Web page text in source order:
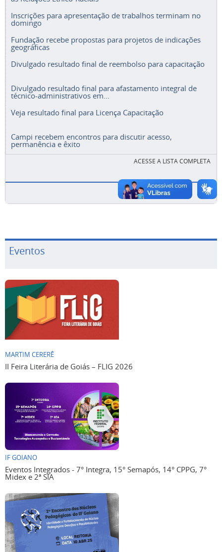
Inscrições para apresentação de trabalhos terminam no
domingo
Fundação recebe propostas para projetos de indicações
geográficas
Divulgado resultado final de reembolso para capacitação
Divulgado resultado final para afastamento integral de
técnico-administrativos em...
Veja resultado final para Licença Capacitação
Campi recebem encontros para discutir acesso,
permanência e êxito
ACESSE A LISTA COMPLETA
Eventos
MARTIM CERERÊ
II Feira Literária de Goiás – FLIG 2026
IF GOIANO
Eventos Integrados - 7° Integra, 15° Semapós, 14° CPPG, 7°
Midex e 2ª SIA